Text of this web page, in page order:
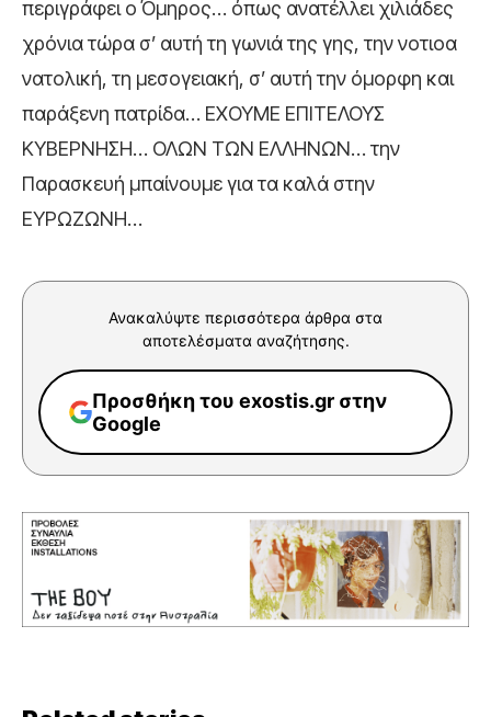
περιγράφει ο Όμηρος… όπως ανατέλλει χιλιάδες
χρόνια τώρα σ’ αυτή τη γωνιά της γης, την νοτιοα
νατολική, τη μεσογειακή, σ’ αυτή την όμορφη και
παράξενη πατρίδα… ΕΧΟΥΜΕ ΕΠΙΤΕΛΟΥΣ
ΚΥΒΕΡΝΗΣΗ… ΟΛΩΝ ΤΩΝ ΕΛΛΗΝΩΝ… την
Παρασκευή μπαίνουμε για τα καλά στην
ΕΥΡΩΖΩΝΗ…
Ανακαλύψτε περισσότερα άρθρα στα
αποτελέσματα αναζήτησης.
Προσθήκη του exostis.gr στην
Google